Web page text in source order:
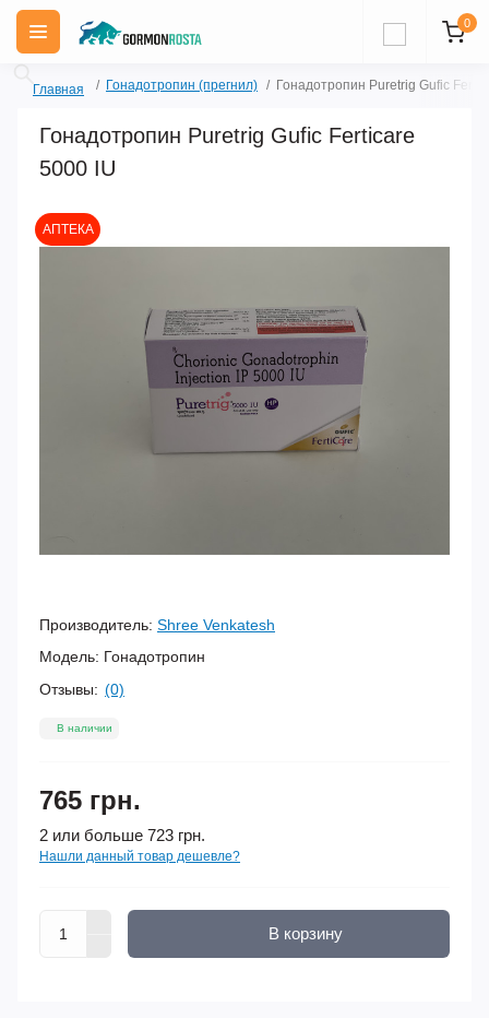
0
Главная Гонадотропин (прегнил) Гонадотропин Puretrig Gufic
Гонадотропин Puretrig Gufic Ferticare
5000 IU
АПТЕКА
Производитель: Shree Venkatesh
Модель: Гонадотропин
Отзывы: (0)
В наличии
765 грн.
2 или больше 723 грн.
Нашли данный товар дешевле?
В корзину